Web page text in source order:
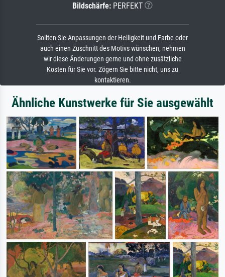
Bildschärfe: PERFEKT
Sollten Sie Anpassungen der Helligkeit und Farbe oder
auch einen Zuschnitt des Motivs wünschen, nehmen
wir diese Änderungen gerne und ohne zusätzliche
Kosten für Sie vor. Zögern Sie bitte nicht, uns zu
kontaktieren.
Ähnliche Kunstwerke für Sie ausgewählt